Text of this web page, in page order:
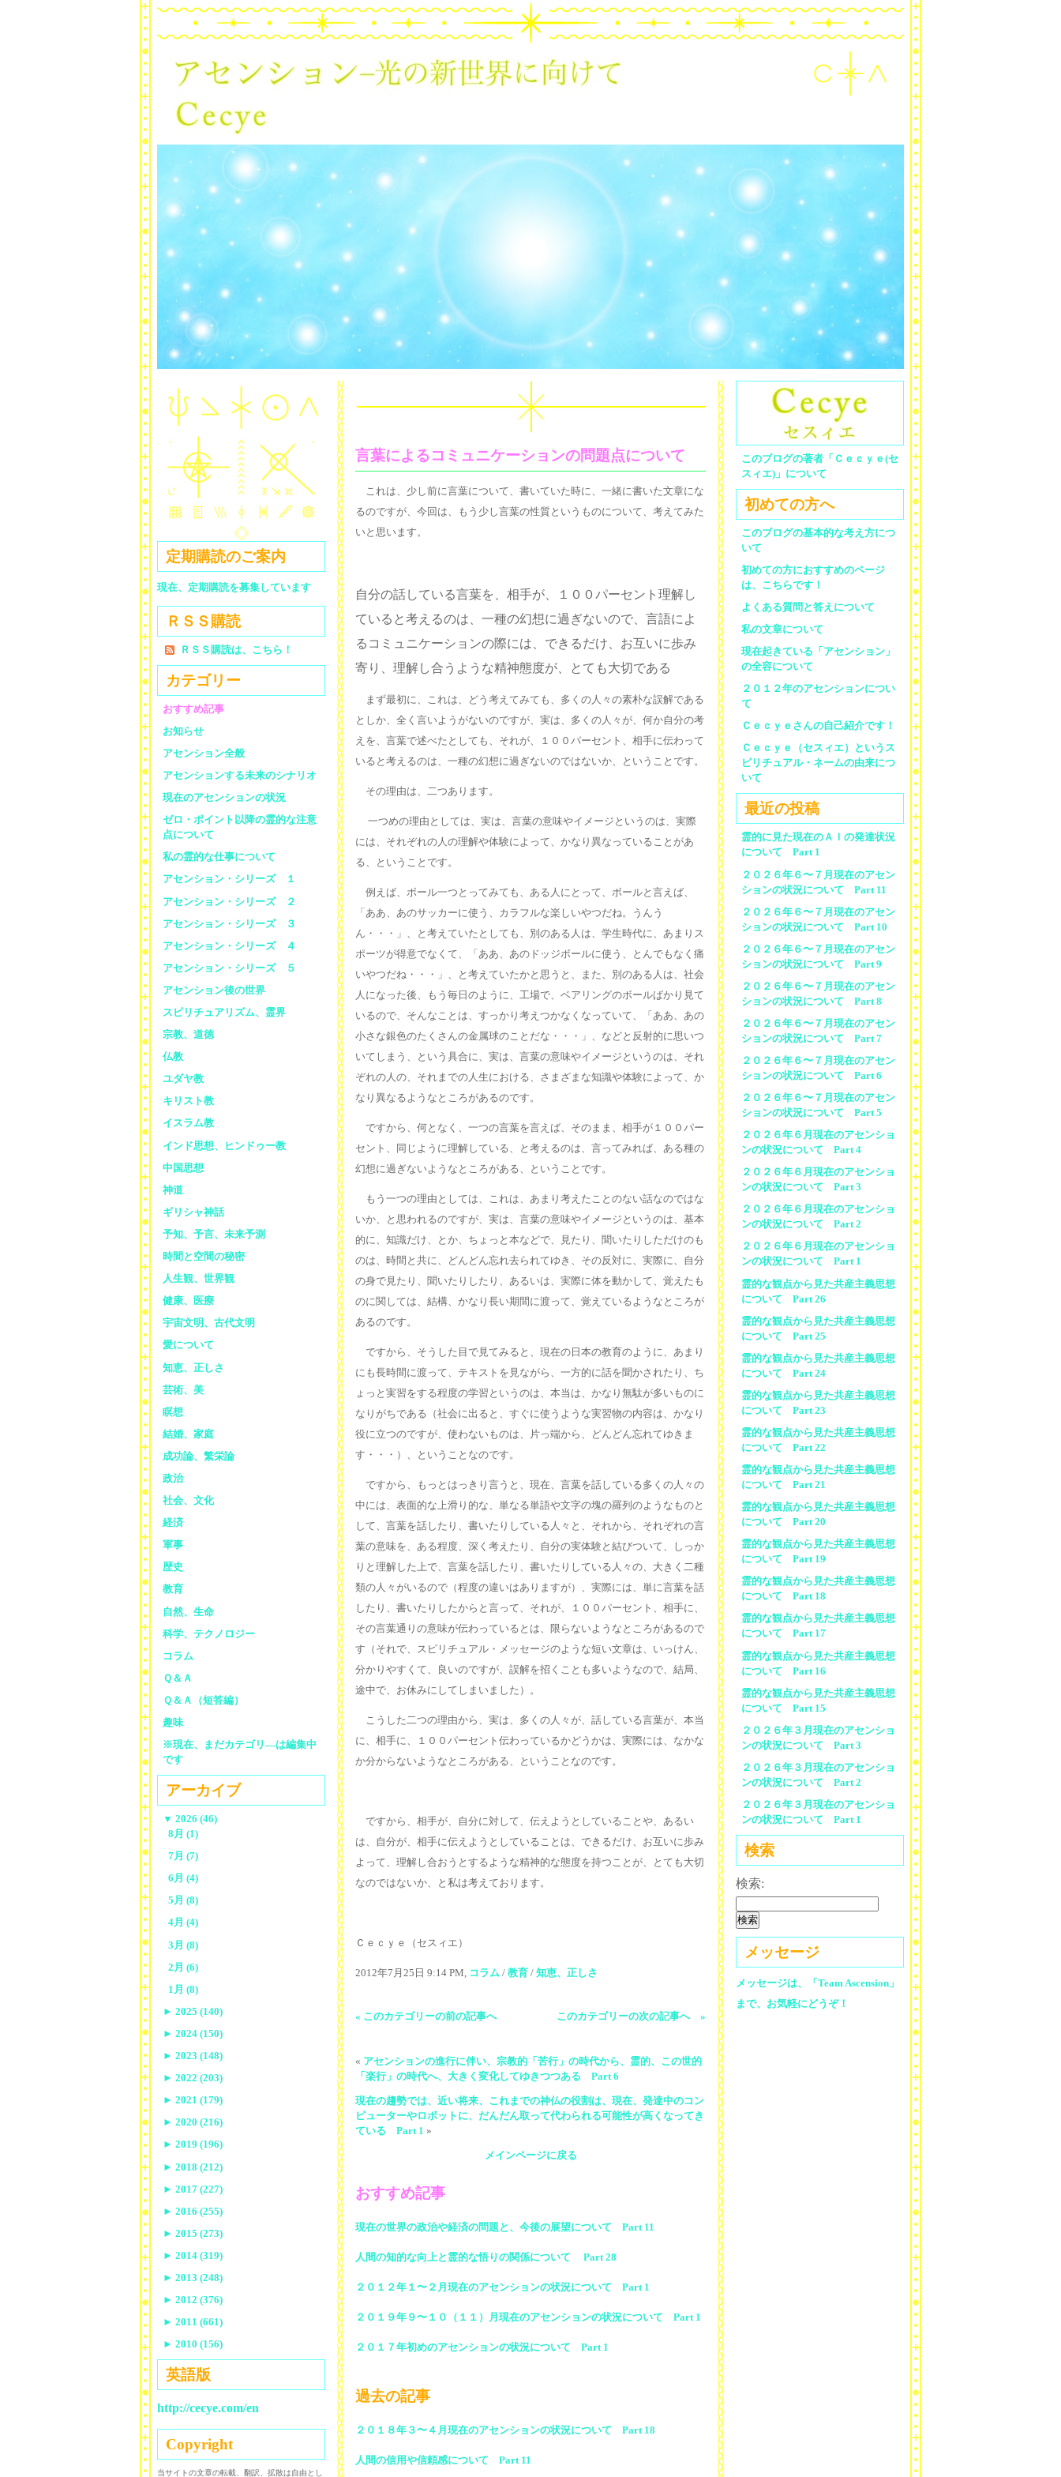
言葉によるコミュニケーションの問題点について
これは、少し前に言葉について、書いていた時に、一緒に書いた文章にな
るのですが、今回は、もう少し言葉の性質というものについて、考えてみた
いと思います。
自分の話している言葉を、相手が、１００パーセント理解し
ていると考えるのは、一種の幻想に過ぎないので、言語によ
るコミュニケーションの際には、できるだけ、お互いに歩み
寄り、理解し合うような精神態度が、とても大切である
まず最初に、これは、どう考えてみても、多くの人々の素朴な誤解である
としか、全く言いようがないのですが、実は、多くの人々が、何か自分の考
えを、言葉で述べたとしても、それが、１００パーセント、相手に伝わって
いると考えるのは、一種の幻想に過ぎないのではないか、ということです。
その理由は、二つあります。
一つめの理由としては、実は、言葉の意味やイメージというのは、実際
には、それぞれの人の理解や体験によって、かなり異なっていることがあ
る、ということです。
例えば、ボール一つとってみても、ある人にとって、ボールと言えば、
「ああ、あのサッカーに使う、カラフルな楽しいやつだね。うんう
ん・・・」、と考えていたとしても、別のある人は、学生時代に、あまりス
ポーツが得意でなくて、「ああ、あのドッジボールに使う、とんでもなく痛
いやつだね・・・」、と考えていたかと思うと、また、別のある人は、社会
人になった後、もう毎日のように、工場で、ベアリングのボールばかり見て
いるので、そんなことは、すっかり考えつかなくなっていて、「ああ、あの
小さな銀色のたくさんの金属球のことだな・・・」、などと反射的に思いつ
いてしまう、という具合に、実は、言葉の意味やイメージというのは、それ
ぞれの人の、それまでの人生における、さまざまな知識や体験によって、か
なり異なるようなところがあるのです。
ですから、何となく、一つの言葉を言えば、そのまま、相手が１００パー
セント、同じように理解している、と考えるのは、言ってみれば、ある種の
幻想に過ぎないようなところがある、ということです。
もう一つの理由としては、これは、あまり考えたことのない話なのではな
いか、と思われるのですが、実は、言葉の意味やイメージというのは、基本
的に、知識だけ、とか、ちょっと本などで、見たり、聞いたりしただけのも
のは、時間と共に、どんどん忘れ去られてゆき、その反対に、実際に、自分
の身で見たり、聞いたりしたり、あるいは、実際に体を動かして、覚えたも
のに関しては、結構、かなり長い期間に渡って、覚えているようなところが
あるのです。
ですから、そうした目で見てみると、現在の日本の教育のように、あまり
にも長時間に渡って、テキストを見ながら、一方的に話を聞かされたり、ち
ょっと実習をする程度の学習というのは、本当は、かなり無駄が多いものに
なりがちである（社会に出ると、すぐに使うような実習物の内容は、かなり
役に立つのですが、使わないものは、片っ端から、どんどん忘れてゆきま
す・・・）、ということなのです。
ですから、もっとはっきり言うと、現在、言葉を話している多くの人々の
中には、表面的な上滑り的な、単なる単語や文字の塊の羅列のようなものと
して、言葉を話したり、書いたりしている人々と、それから、それぞれの言
葉の意味を、ある程度、深く考えたり、自分の実体験と結びついて、しっか
りと理解した上で、言葉を話したり、書いたりしている人々の、大きく二種
類の人々がいるので（程度の違いはありますが）、実際には、単に言葉を話
したり、書いたりしたからと言って、それが、１００パーセント、相手に、
その言葉通りの意味が伝わっているとは、限らないようなところがあるので
す（それで、スピリチュアル・メッセージのような短い文章は、いっけん、
分かりやすくて、良いのですが、誤解を招くことも多いようなので、結局、
途中で、お休みにしてしまいました）。
こうした二つの理由から、実は、多くの人々が、話している言葉が、本当
に、相手に、１００パーセント伝わっているかどうかは、実際には、なかな
か分からないようなところがある、ということなのです。
ですから、相手が、自分に対して、伝えようとしていることや、あるい
は、自分が、相手に伝えようとしていることは、できるだけ、お互いに歩み
よって、理解し合おうとするような精神的な態度を持つことが、とても大切
なのではないか、と私は考えております。
Ｃｅｃｙｅ（セスィエ）
2012年7月25日 9:14 PM, コラム / 教育 / 知恵、正しさ
« このカテゴリーの前の記事へ このカテゴリーの次の記事へ »
« アセンションの進行に伴い、宗教的「苦行」の時代から、霊的、この世的
「楽行」の時代へ、大きく変化してゆきつつある Part 6
現在の趨勢では、近い将来、これまでの神仏の役割は、現在、発達中のコン
ピューターやロボットに、だんだん取って代わられる可能性が高くなってき
ている Part 1 »
メインページに戻る
おすすめ記事
現在の世界の政治や経済の問題と、今後の展望について Part 11
人間の知的な向上と霊的な悟りの関係について Part 28
２０１２年１〜２月現在のアセンションの状況について Part 1
２０１９年９〜１０（１１）月現在のアセンションの状況について Part 1
２０１７年初めのアセンションの状況について Part 1
過去の記事
２０１８年３〜４月現在のアセンションの状況について Part 18
人間の信用や信頼感について Part 11
このブログの著者「Ｃｅｃｙｅ(セ
スィエ)」について
初めての方へ
このブログの基本的な考え方につ
いて
初めての方におすすめのページ
は、こちらです！
よくある質問と答えについて
私の文章について
現在起きている「アセンション」
の全容について
２０１２年のアセンションについ
て
Ｃｅｃｙｅさんの自己紹介です！
Ｃｅｃｙｅ（セスィエ）というス
ピリチュアル・ネームの由来につ
いて
最近の投稿
霊的に見た現在のＡＩの発達状況
について Part 1
２０２６年６〜７月現在のアセン
ションの状況について Part 11
２０２６年６〜７月現在のアセン
ションの状況について Part 10
２０２６年６〜７月現在のアセン
ションの状況について Part 9
２０２６年６〜７月現在のアセン
ションの状況について Part 8
２０２６年６〜７月現在のアセン
ションの状況について Part 7
２０２６年６〜７月現在のアセン
ションの状況について Part 6
２０２６年６〜７月現在のアセン
ションの状況について Part 5
２０２６年６月現在のアセンショ
ンの状況について Part 4
２０２６年６月現在のアセンショ
ンの状況について Part 3
２０２６年６月現在のアセンショ
ンの状況について Part 2
２０２６年６月現在のアセンショ
ンの状況について Part 1
霊的な観点から見た共産主義思想
について Part 26
霊的な観点から見た共産主義思想
について Part 25
霊的な観点から見た共産主義思想
について Part 24
霊的な観点から見た共産主義思想
について Part 23
霊的な観点から見た共産主義思想
について Part 22
霊的な観点から見た共産主義思想
について Part 21
霊的な観点から見た共産主義思想
について Part 20
霊的な観点から見た共産主義思想
について Part 19
霊的な観点から見た共産主義思想
について Part 18
霊的な観点から見た共産主義思想
について Part 17
霊的な観点から見た共産主義思想
について Part 16
霊的な観点から見た共産主義思想
について Part 15
２０２６年３月現在のアセンショ
ンの状況について Part 3
２０２６年３月現在のアセンショ
ンの状況について Part 2
２０２６年３月現在のアセンショ
ンの状況について Part 1
検索
検索:
メッセージ
メッセージは、「Team Ascension」
まで、お気軽にどうぞ！
定期購読のご案内
現在、定期購読を募集しています
ＲＳＳ購読
ＲＳＳ購読は、こちら！
カテゴリー
おすすめ記事
お知らせ
アセンション全般
アセンションする未来のシナリオ
現在のアセンションの状況
ゼロ・ポイント以降の霊的な注意
点について
私の霊的な仕事について
アセンション・シリーズ １
アセンション・シリーズ ２
アセンション・シリーズ ３
アセンション・シリーズ ４
アセンション・シリーズ ５
アセンション後の世界
スピリチュアリズム、霊界
宗教、道徳
仏教
ユダヤ教
キリスト教
イスラム教
インド思想、ヒンドゥー教
中国思想
神道
ギリシャ神話
予知、予言、未来予測
時間と空間の秘密
人生観、世界観
健康、医療
宇宙文明、古代文明
愛について
知恵、正しさ
芸術、美
瞑想
結婚、家庭
成功論、繁栄論
政治
社会、文化
経済
軍事
歴史
教育
自然、生命
科学、テクノロジー
コラム
Ｑ＆Ａ
Ｑ＆Ａ（短答編）
趣味
※現在、まだカテゴリ—は編集中
です
アーカイブ
▼ 2026 (46)
8月 (1)
7月 (7)
6月 (4)
5月 (8)
4月 (4)
3月 (8)
2月 (6)
1月 (8)
► 2025 (140)
► 2024 (150)
► 2023 (148)
► 2022 (203)
► 2021 (179)
► 2020 (216)
► 2019 (196)
► 2018 (212)
► 2017 (227)
► 2016 (255)
► 2015 (273)
► 2014 (319)
► 2013 (248)
► 2012 (376)
► 2011 (661)
► 2010 (156)
英語版
http://cecye.com/en
Copyright
当サイトの文章の転載、翻訳、拡散は自由とし